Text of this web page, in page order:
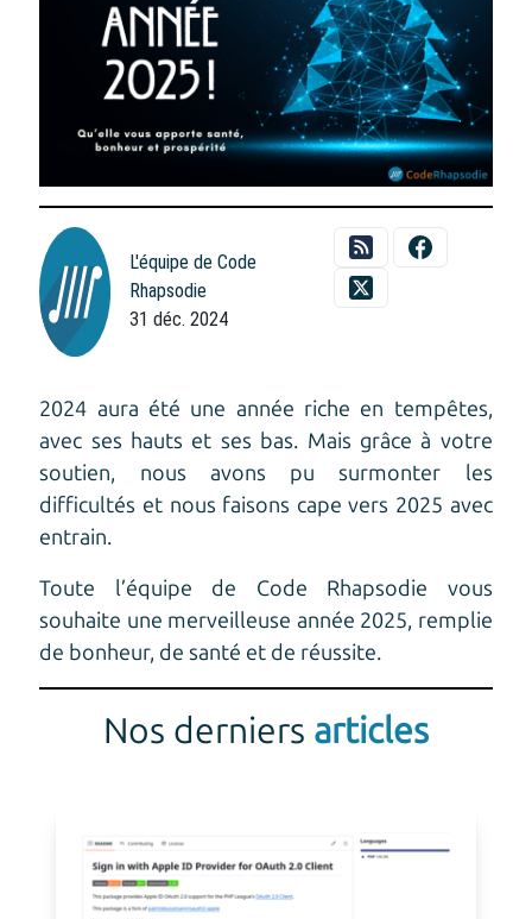
L'équipe de Code
Rhapsodie
31 déc. 2024
2024 aura été une année riche en tempêtes,
avec ses hauts et ses bas. Mais grâce à votre
soutien, nous avons pu surmonter les
difficultés et nous faisons cape vers 2025 avec
entrain.
Toute l’équipe de Code Rhapsodie vous
souhaite une merveilleuse année 2025, remplie
de bonheur, de santé et de réussite.
Nos derniers articles